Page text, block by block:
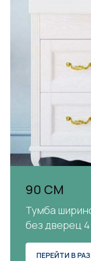
90 СМ
Тумба
без дверец
ПЕРЕЙТИ В